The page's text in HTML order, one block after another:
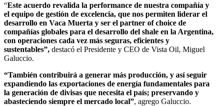
“Este acuerdo revalida la performance de nuestra compañía y
el equipo de gestión de excelencia, que nos permiten liderar el
desarrollo en Vaca Muerta y ser el partner of choice de
compañías globales para el desarrollo del shale en la Argentina,
con operaciones cada vez más seguras, eficientes y
sustentables”, destacó el Presidente y CEO de Vista Oil, Miguel
Galuccio.
“También contribuirá a generar más producción, y así seguir
expandiendo las exportaciones de energía fundamentales para
la generación de divisas que necesita el país; preservando y
abasteciendo siempre el mercado local”, agrego Galuccio.